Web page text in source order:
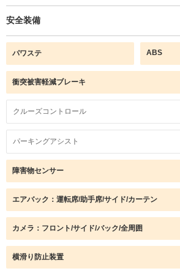
安全装備
パワステ ABS
衝突被害軽減ブレーキ
クルーズコントロール
パーキングアシスト
障害物センサー
エアバック：運転席/助手席/サイド/カーテン
カメラ：フロント/サイド/バック/全周囲
横滑り防止装置